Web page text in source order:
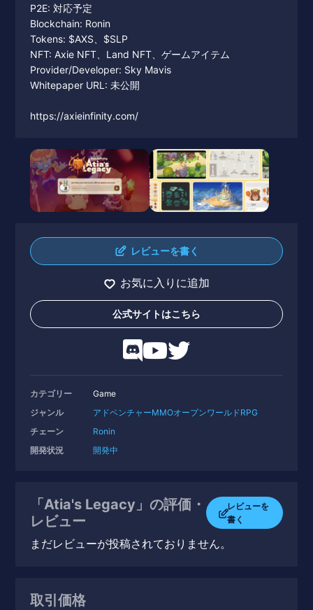
P2E: 対応予定
Blockchain: Ronin
Tokens: $AXS、$SLP
NFT: Axie NFT、Land NFT、ゲームアイテム
Provider/Developer: Sky Mavis
Whitepaper URL: 未公開
https://axieinfinity.com/
レビューを書く
お気に入りに追加
公式サイトはこちら
カテゴリー
Game
ジャンル
アドベンチャーMMOオープンワールドRPG
チェーン
Ronin
開発状況
開発中
「Atia's Legacy」の評価・
レビュー
レビューを
書く
まだレビューが投稿されておりません。
取引価格